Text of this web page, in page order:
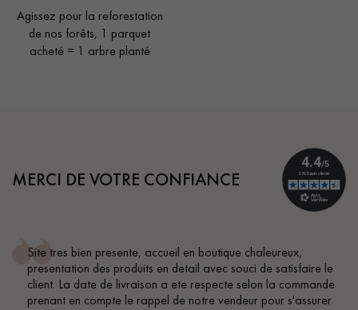
Agissez pour la reforestation
de nos forêts, 1 parquet
acheté = 1 arbre planté
MERCI DE VOTRE CONFIANCE
boutique chaleureux,
avec souci de satisfaire le
selon la commande
vendeur pour s'assurer
Conseil parfait, échanges
BEILE FRANCK